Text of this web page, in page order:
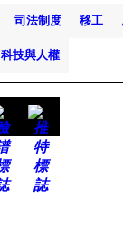
司法制度 移工
科技與人權